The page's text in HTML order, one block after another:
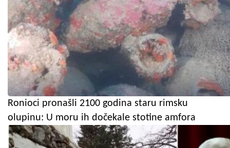
Ronioci pronašli 2100 godina staru rimsku
olupinu: U moru ih dočekale stotine amfora